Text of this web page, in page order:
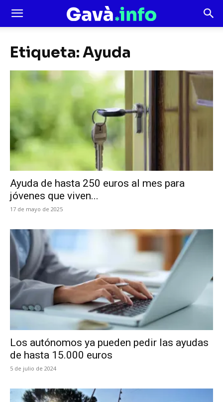
Etiqueta: Ayuda
Ayuda de hasta 250 euros al mes para
jóvenes que viven...
17 de mayo de 2025
Los autónomos ya pueden pedir las ayudas
de hasta 15.000 euros
5 de julio de 2024